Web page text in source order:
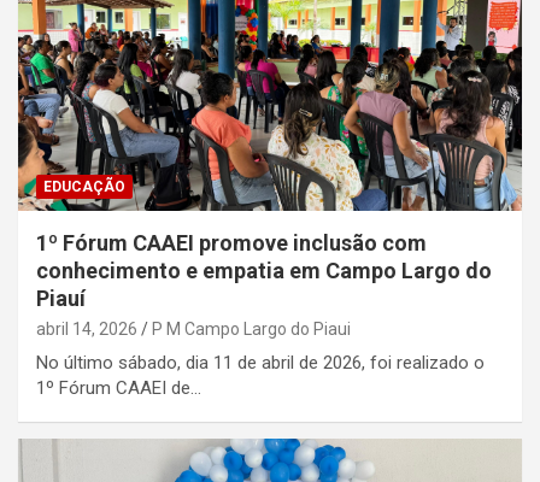
EDUCAÇÃO
1º Fórum CAAEI promove inclusão com
conhecimento e empatia em Campo Largo do
Piauí
abril 14, 2026 P M Campo Largo do Piaui
No último sábado, dia 11 de abril de 2026, foi realizado o
1º Fórum CAAEI de…